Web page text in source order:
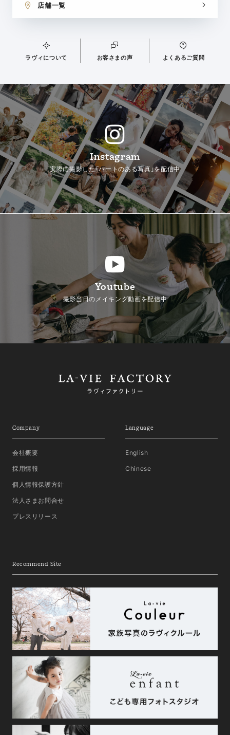
店舗一覧
ラヴィについて お客さまの声 よくあるご質問
Instagram
実際に撮影した「ハートのある写真」を配信中
Youtube
撮影当日のメイキング動画を配信中
Company
会社概要
採用情報
個人情報保護方針
法人さまお問合せ
プレスリリース
Language
English
Chinese
Recommend Site